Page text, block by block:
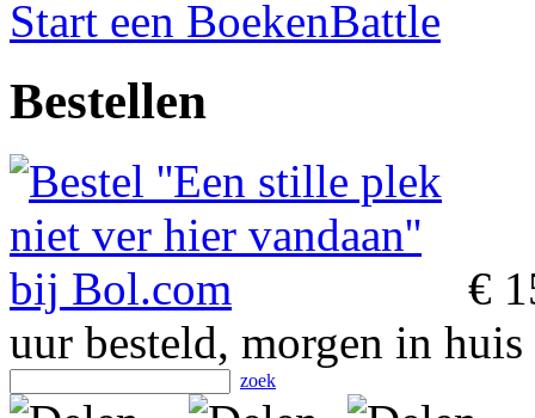
Start een BoekenBattle
Bestellen
€
uur besteld, morgen in huis
zoek